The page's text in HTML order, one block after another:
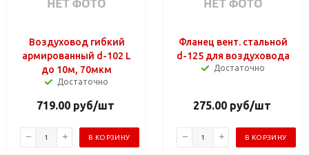
Воздуховод гибкий
армированный d-102 L
до 10м, 70мкм
Достаточно
719.00руб/шт
В КОРЗИНУ
Фланец вент. стальной
d-125 для воздуховода
Достаточно
275.00руб/шт
В КОРЗИНУ